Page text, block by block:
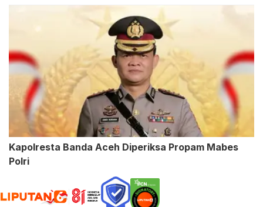
Kapolresta Banda Aceh Diperiksa Propam Mabes
Polri